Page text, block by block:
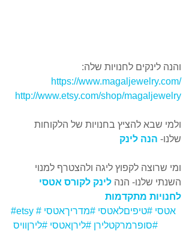
והנה לינקים לחנויות שלה:
https://www.magaljewelry.com/
http://www.etsy.com/shop/magaljewelry
ולמי שבא להציץ בחנויות של הלקוחות
שלנו- הנה לינק
ומי שרוצה לקפוץ ליגה ולהצטרף למנוי
השנתי שלנו- הנה לינק לקורס אטסי
לחנויות מתקדמות
#etsy
#אטסי #טיפיםלאטסי #מדריךאטסי
#סופרמרקטלירן #לירןאטסי #לירןוויס